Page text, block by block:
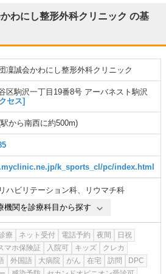
わにし整形外科クリニック の基
凜誠会かわにし整形外科クリニック
区駒沢一丁目19番8号 アーバネスト駒沢
セス]
から南西に約500m)
k_sports_cl/pc/index.html
リハビリテーション科、
リウマチ科
機関を診療科目から探す
療 ネット受付 電話予約 夜間
日祝
マホ保険証 入院可 キッズ
クレカ
外国語 大病院 がん 在宅 訪問
DPC